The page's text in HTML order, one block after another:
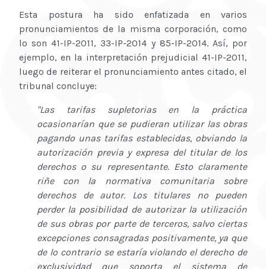
Esta postura ha sido enfatizada en varios
pronunciamientos de la misma corporación, como
lo son 41-IP-2011, 33-IP-2014 y 85-IP-2014. Así, por
ejemplo, en la interpretación prejudicial 41-IP-2011,
luego de reiterar el pronunciamiento antes citado, el
tribunal concluye:
"Las tarifas supletorias en la práctica
ocasionarían que se pudieran utilizar las obras
pagando unas tarifas establecidas, obviando la
autorización previa y expresa del titular de los
derechos o su representante. Esto claramente
riñe con la normativa comunitaria sobre
derechos de autor. Los titulares no pueden
perder la posibilidad de autorizar la utilización
de sus obras por parte de terceros, salvo ciertas
excepciones consagradas positivamente, ya que
de lo contrario se estaría violando el derecho de
exclusividad que soporta el sistema de